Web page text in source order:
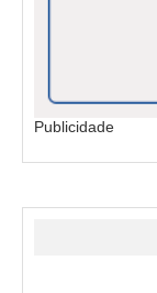
Publicidade